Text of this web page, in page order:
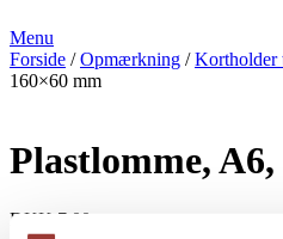
Menu
Forside /Opmærkning /Kortholder
160×60 mm
Plastlomme,
DKK 7,00